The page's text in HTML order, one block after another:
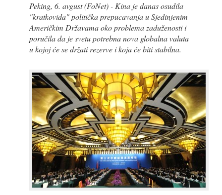
Peking, 6. avgust (FoNet) - Kina je danas osudila
"kratkovida" politička prepucavanja u Sjedinjenim
Američkim Državama oko problema zaduženosti i
poručila da je svetu potrebna nova globalna valuta
u kojoj će se držati rezerve i koja će biti stabilna.